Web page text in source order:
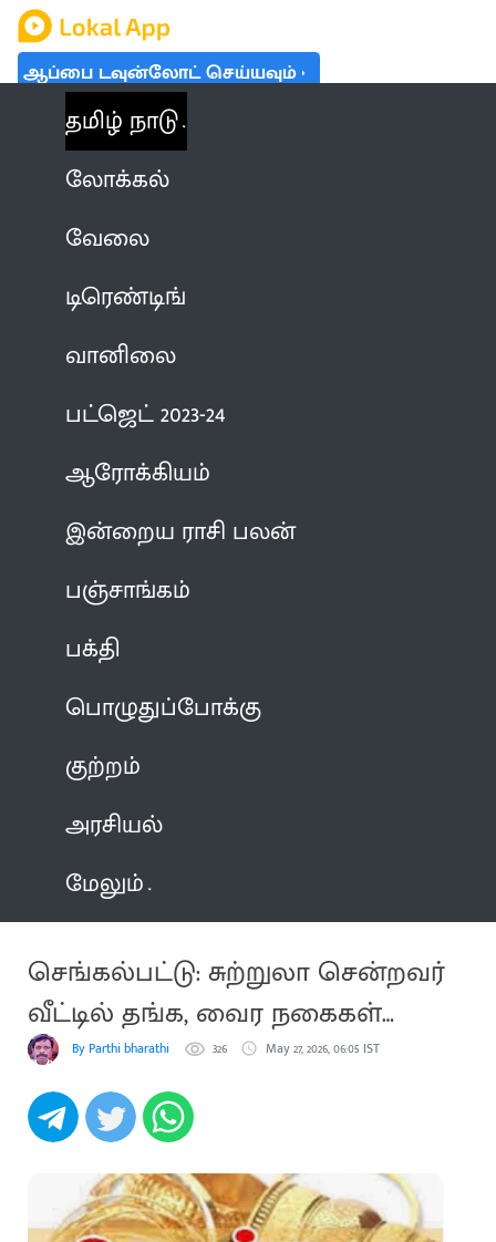
ஆப்பை டவுன்லோட் செய்யவும்
தமிழ் நாடு
லோக்கல்
வேலை
டிரெண்டிங்
வானிலை
பட்ஜெட் 2023-24
ஆரோக்கியம்
இன்றைய ராசி பலன்
பஞ்சாங்கம்
பக்தி
பொழுதுப்போக்கு
குற்றம்
அரசியல்
மேலும்
செங்கல்பட்டு: சுற்றுலா சென்றவர்
வீட்டில் தங்க, வைர நகைகள்
திருட்டுBy Parthi bharathi 326 May 27, 2026, 06:05 IST